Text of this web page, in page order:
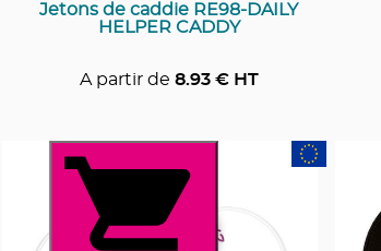
Jetons de caddie RE98-DAILY
HELPER CADDY
A partir de 8.93€ HT